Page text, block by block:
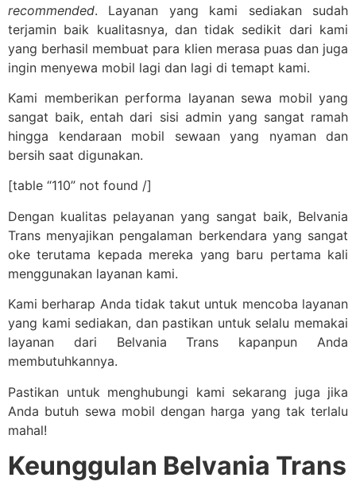
recommended. Layanan yang kami sediakan sudah
terjamin baik kualitasnya, dan tidak sedikit dari kami
yang berhasil membuat para klien merasa puas dan juga
ingin menyewa mobil lagi dan lagi di temapt kami.
Kami memberikan performa layanan sewa mobil yang
sangat baik, entah dari sisi admin yang sangat ramah
hingga kendaraan mobil sewaan yang nyaman dan
bersih saat digunakan.
[table “110” not found /]
Dengan kualitas pelayanan yang sangat baik, Belvania
Trans menyajikan pengalaman berkendara yang sangat
oke terutama kepada mereka yang baru pertama kali
menggunakan layanan kami.
Kami berharap Anda tidak takut untuk mencoba layanan
yang kami sediakan, dan pastikan untuk selalu memakai
layanan dari Belvania Trans kapanpun Anda
membutuhkannya.
Pastikan untuk menghubungi kami sekarang juga jika
Anda butuh sewa mobil dengan harga yang tak terlalu
mahal!
Keunggulan Belvania Trans